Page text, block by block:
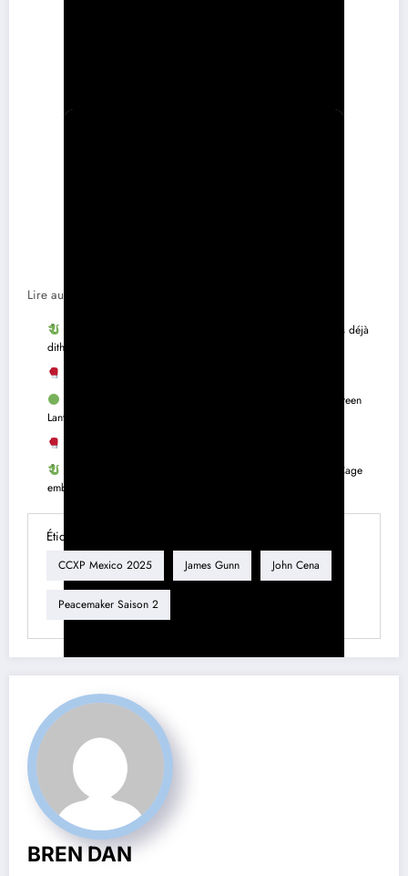
Lire aussi :
Mortal Kombat 2 : un dernier trailer explosif et des critiques déjà
dithyrambiques ! [Let’s F*ckin’ Go]
Lanterns : HBO Max dévoile le premier teaser de la série Green
Lantern
Mortal Kombat 2 : un trailer épique et dramatique, Johnny Cage
embrase la guerre ! [TRAILER 2]
Étiquette
CCXP Mexico 2025 James Gunn John Cena
Peacemaker Saison 2
BREN DAN